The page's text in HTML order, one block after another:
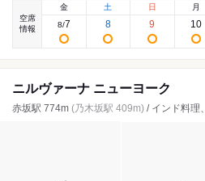
空席
情報
金
8/7
土
8
日
9
月
10
ニルヴァーナ ニューヨーク
赤坂駅 774m (乃木坂駅 409m) / インド料理、